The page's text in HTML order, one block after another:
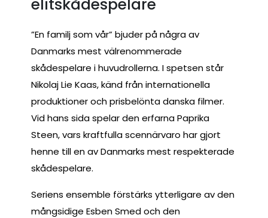
elitskådespelare
”En familj som vår” bjuder på några av
Danmarks mest välrenommerade
skådespelare i huvudrollerna. I spetsen står
Nikolaj Lie Kaas, känd från internationella
produktioner och prisbelönta danska filmer.
Vid hans sida spelar den erfarna Paprika
Steen, vars kraftfulla scennärvaro har gjort
henne till en av Danmarks mest respekterade
skådespelare.
Seriens ensemble förstärks ytterligare av den
mångsidige Esben Smed och den